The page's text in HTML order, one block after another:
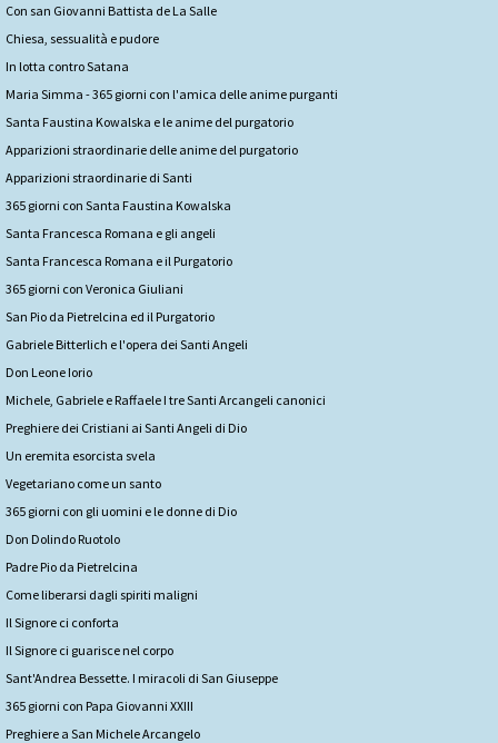
Con san Giovanni Battista de La Salle
Chiesa, sessualità e pudore
In lotta contro Satana
Maria Simma - 365 giorni con l'amica delle anime purganti
Santa Faustina Kowalska e le anime del purgatorio
Apparizioni straordinarie delle anime del purgatorio
Apparizioni straordinarie di Santi
365 giorni con Santa Faustina Kowalska
Santa Francesca Romana e gli angeli
Santa Francesca Romana e il Purgatorio
365 giorni con Veronica Giuliani
San Pio da Pietrelcina ed il Purgatorio
Gabriele Bitterlich e l'opera dei Santi Angeli
Don Leone Iorio
Michele, Gabriele e Raffaele I tre Santi Arcangeli canonici
Preghiere dei Cristiani ai Santi Angeli di Dio
Un eremita esorcista svela
Vegetariano come un santo
365 giorni con gli uomini e le donne di Dio
Don Dolindo Ruotolo
Padre Pio da Pietrelcina
Come liberarsi dagli spiriti maligni
Il Signore ci conforta
Il Signore ci guarisce nel corpo
Sant'Andrea Bessette. I miracoli di San Giuseppe
365 giorni con Papa Giovanni XXIII
Preghiere a San Michele Arcangelo